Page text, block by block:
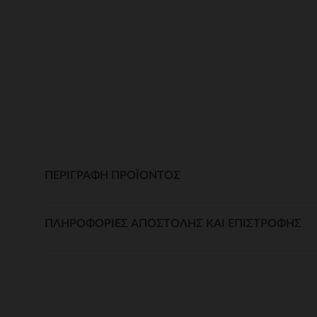
ΠΕΡΙΓΡΑΦΉ ΠΡΟΪΌΝΤΟΣ
ΠΛΗΡΟΦΟΡΊΕΣ ΑΠΟΣΤΟΛΉΣ ΚΑΙ ΕΠΙΣΤΡΟΦΉΣ